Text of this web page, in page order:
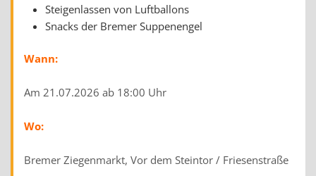
Steigenlassen von Luftballons
Snacks der Bremer Suppenengel
Wann:
Am 21.07.2026 ab 18:00 Uhr
Wo:
Bremer Ziegenmarkt, Vor dem Steintor / Friesenstraße